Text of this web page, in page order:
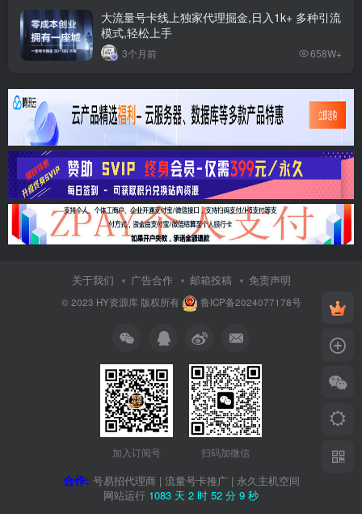
大流量号卡线上独家代理掘金,日入1k+ 多种引流
模式,轻松上手
3个月前 658W+
关于我们 广告合作 邮箱投稿 免责声明
© 2023 HY资源库版权所有 鲁ICP备2024077178号
加入订阅号 扫码加微信
合作: 号易招代理商 | 流量号卡推广| 永久主机空间
网站运行 1083 天 2 时 52 分 10 秒